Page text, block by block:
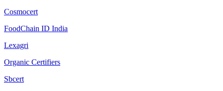
Cosmocert
FoodChain ID India
Lexagri
Organic Certifiers
Sbcert